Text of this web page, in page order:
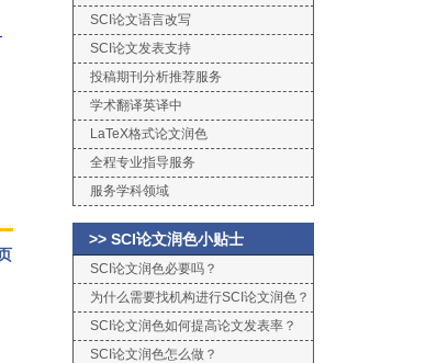
SCI论文语言改写
SCI论文发表支持
投稿期刊分析推荐服务
学术翻译英译中
LaTeX格式论文润色
全程专业指导服务
服务学科领域
>> SCI论文润色小贴士
SCI论文润色必要吗？
为什么需要找机构进行SCI论文润色？
SCI论文润色如何提高论文发表率？
SCI论文润色怎么做？